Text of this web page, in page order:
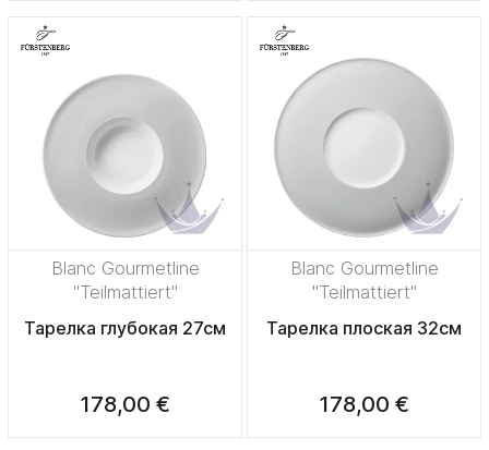
Blanc Gourmetline
"Teilmattiert"
Тарелка глубокая 27см
178,00 €
Blanc Gourmetline
"Teilmattiert"
Тарелка плоская 32см
178,00 €